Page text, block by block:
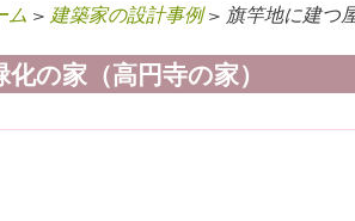
ム > 建築家の設計事例> 旗竿地に建つ
の家（高円寺の家）